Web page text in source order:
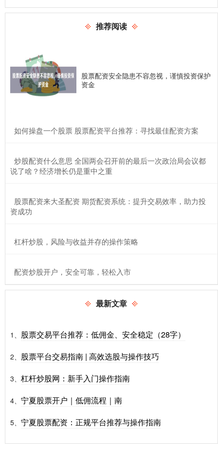
推荐阅读
股票配资安全隐患不容忽视，谨慎投资保护
资金
​如何操盘一个股票 股票配资平台推荐：寻找最佳配资方案
​炒股配资什么意思 全国两会召开前的最后一次政治局会议都
说了啥？经济增长仍是重中之重
​股票配资来大圣配资 期货配资系统：提升交易效率，助力投
资成功
​杠杆炒股，风险与收益并存的操作策略
​配资炒股开户，安全可靠，轻松入市
最新文章
1、 股票交易平台推荐：低佣金、安全稳定（28字）
2、 股票平台交易指南 | 高效选股与操作技巧
3、 杠杆炒股网：新手入门操作指南
4、 宁夏股票开户｜低佣流程｜南
5、 宁夏股票配资：正规平台推荐与操作指南